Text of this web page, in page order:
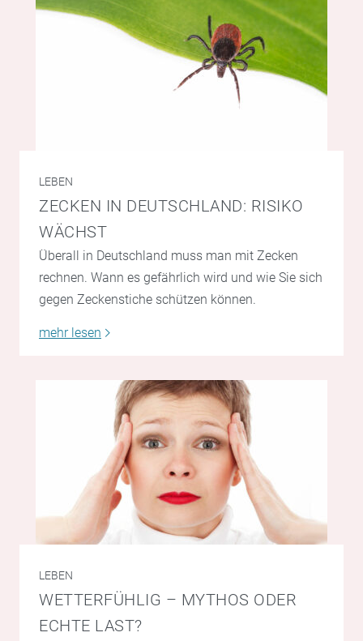
LEBEN
ZECKEN IN DEUTSCHLAND: RISIKO
WÄCHST
Überall in Deutschland muss man mit Zecken
rechnen. Wann es gefährlich wird und wie Sie sich
gegen Zeckenstiche schützen können.
mehr lesen
LEBEN
WETTERFÜHLIG – MYTHOS ODER
ECHTE LAST?